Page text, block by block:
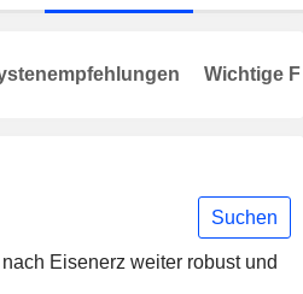
Suchen
Eisenerz weiter robust und
Wichtige